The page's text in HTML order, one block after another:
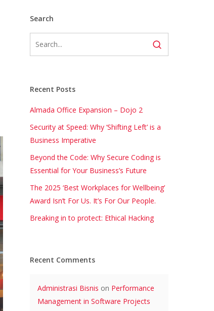
Search
Recent Posts
Almada Office Expansion – Dojo 2
Security at Speed: Why ‘Shifting Left’ is a
Business Imperative
Beyond the Code: Why Secure Coding is
Essential for Your Business’s Future
The 2025 ‘Best Workplaces for Wellbeing’
Award Isn’t For Us. It’s For Our People.
Breaking in to protect: Ethical Hacking
Recent Comments
Administrasi Bisnis on Performance
Management in Software Projects